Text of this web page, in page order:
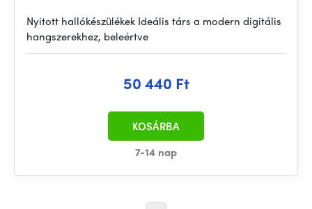
Nyitott hallókészülékek Ideális társ a modern digitális
hangszerekhez, beleértve
50 440 Ft
7-14 nap
KOSÁRBA